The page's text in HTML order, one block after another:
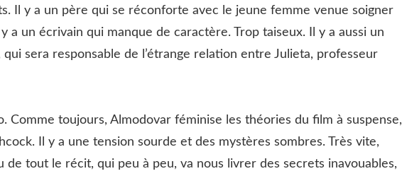
Il y a un père qui se réconforte avec le jeune femme venue soigner
a un écrivain qui manque de caractère. Trop taiseux. Il y a aussi un
sera responsable de l’étrange relation entre Julieta, professeur
Comme toujours, Almodovar féminise les théories du film à suspense,
Il y a une tension sourde et des mystères sombres. Très vite,
de tout le récit, qui peu à peu, va nous livrer des secrets inavouables,